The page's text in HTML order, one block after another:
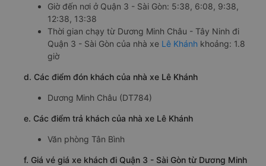
Giờ đến nơi ở Quận 3 - Sài Gòn: 5:38, 6:08, 9:38,
12:38, 13:38
Thời gian chạy từ Dương Minh Châu - Tây Ninh đi
Quận 3 - Sài Gòn của nhà xe Lê Khánh khoảng: 1.8
giờ
d. Các điểm đón khách của nhà xe Lê Khánh
Dương Minh Châu (DT784)
e. Các điểm trả khách của nhà xe Lê Khánh
Văn phòng Tân Bình
f. Giá vé giá xe khách đi Quận 3 - Sài Gòn từ Dương Minh